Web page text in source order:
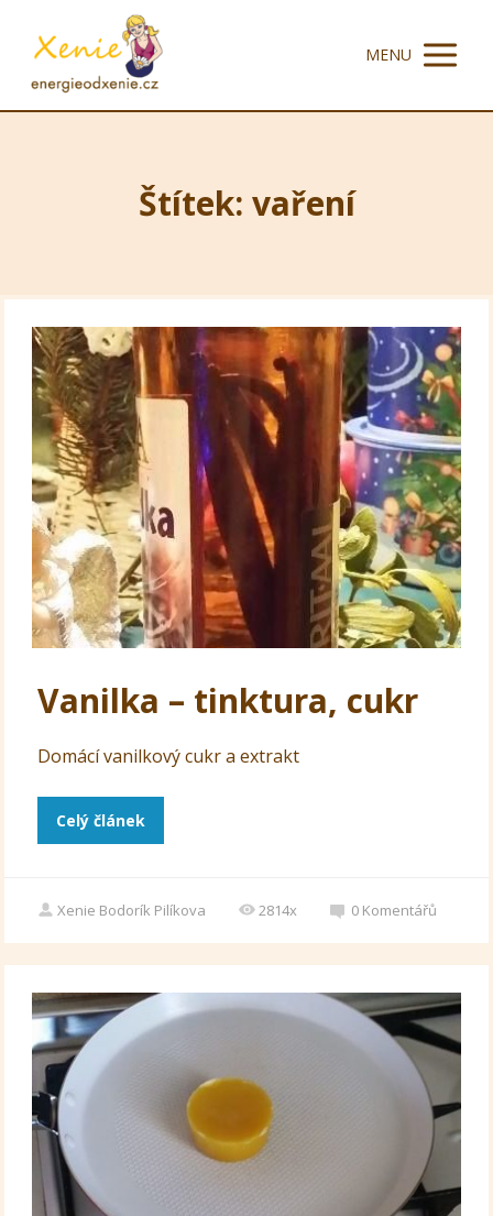
MENU
Štítek: vaření
Vanilka – tinktura, cukr
Domácí vanilkový cukr a extrakt
Celý článek
Xenie Bodorík Pilíkova 2814x 0 Komentářů